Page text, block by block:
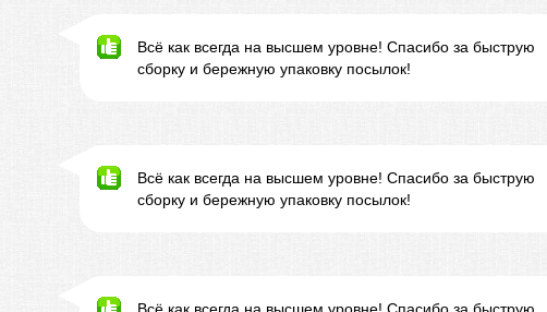
Всё как всегда на высшем уровне! Спасибо за быструю
сборку и бережную упаковку посылок!
Всё как всегда на высшем уровне! Спасибо за быструю
сборку и бережную упаковку посылок!